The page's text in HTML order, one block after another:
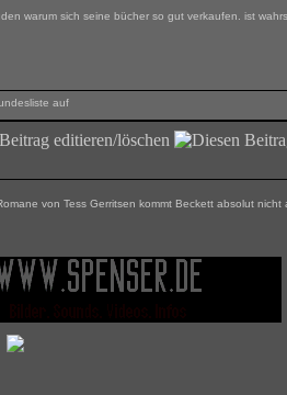
warum sich seine bücher so gut verkaufen. ist
von Tess Gerritsen kommt Beckett absolut nicht